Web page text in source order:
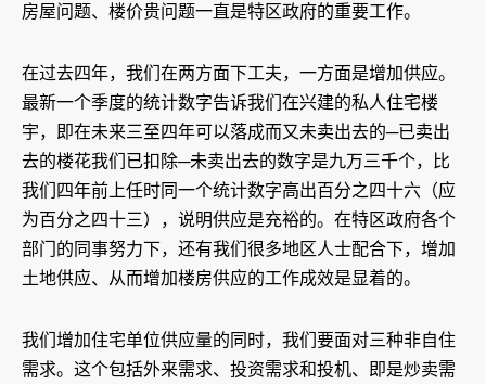
房屋问题、楼价贵问题一直是特区政府的重要工作。
在过去四年，我们在两方面下工夫，一方面是增加供应。
最新一个季度的统计数字告诉我们在兴建的私人住宅楼
宇，即在未来三至四年可以落成而又未卖出去的─已卖出
去的楼花我们已扣除─未卖出去的数字是九万三千个，比
我们四年前上任时同一个统计数字高出百分之四十六（应
为百分之四十三），说明供应是充裕的。在特区政府各个
部门的同事努力下，还有我们很多地区人士配合下，增加
土地供应、从而增加楼房供应的工作成效是显着的。
我们增加住宅单位供应量的同时，我们要面对三种非自住
需求。这个包括外来需求、投资需求和投机、即是炒卖需